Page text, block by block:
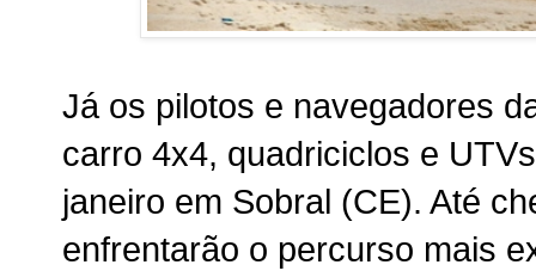
Já os pilotos e navegadores
carro 4x4, quadriciclos e
janeiro em Sobral (CE). Até
enfrentarão o percurso mais